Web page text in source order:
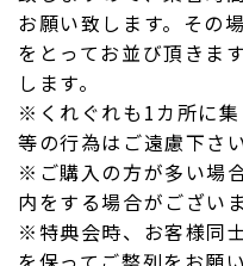
お願い致します。その
をとってお並び頂きま
します。
※くれぐれも1カ所に
等の行為はご遠慮下さい
※ご購入の方が多い場
内をする場合がございま
※特典会時、お客様同